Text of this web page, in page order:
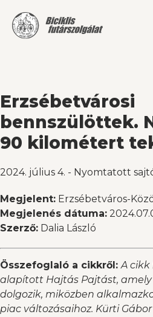
Erzsébetvárosi
bennszülöttek.
90 kilométert
2024. július 4. - Nyomtatott
Megjelent: Erzsébetváros-
Megjelenés dátuma:
Szerző: Dalia László
Összefoglaló a cikkről:A
alapított Hajtás Pajtást,
dolgozik, miközben
piac változásaihoz. Kürti